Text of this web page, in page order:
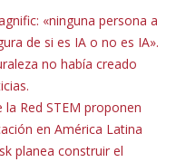
«ninguna persona a
de si es IA o no es IA».
no había creado
Red STEM proponen
en América Latina
planea construir el